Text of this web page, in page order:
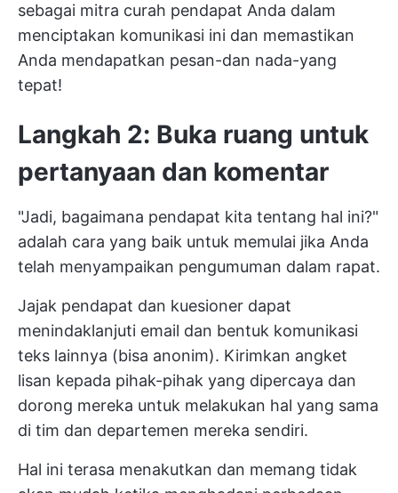
sebagai mitra curah pendapat Anda dalam
menciptakan komunikasi ini dan memastikan
Anda mendapatkan pesan-dan nada-yang
tepat!
Langkah 2: Buka ruang untuk
pertanyaan dan komentar
"Jadi, bagaimana pendapat kita tentang hal ini?"
adalah cara yang baik untuk memulai jika Anda
telah menyampaikan pengumuman dalam rapat.
Jajak pendapat dan kuesioner dapat
menindaklanjuti email dan bentuk komunikasi
teks lainnya (bisa anonim). Kirimkan angket
lisan kepada pihak-pihak yang dipercaya dan
dorong mereka untuk melakukan hal yang sama
di tim dan departemen mereka sendiri.
Hal ini terasa menakutkan dan memang tidak